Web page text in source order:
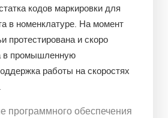
кодов маркировки для
в номенклатуре. На момент
протестирована и скоро
в промышленную
работы на скоростях
программного обеспечения